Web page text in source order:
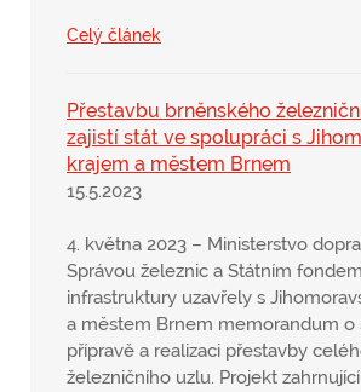
Celý článek
Přestavbu brněnského
zajistí stát ve spolupráci s
krajem a městem Brnem
15.5.2023
4. května 2023 – Ministerstvo
Správou železnic a Státním
infrastruktury uzavřely s
a městem Brnem memorandum o
přípravě a realizaci přestavby
železničního uzlu. Projekt